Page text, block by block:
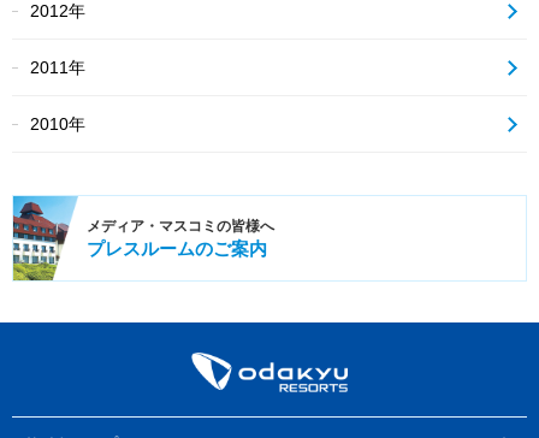
2012年
2011年
2010年
メディア・ マスコミの皆様へ
プレスルームのご案内